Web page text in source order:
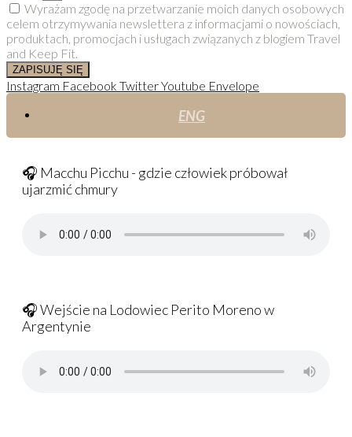
Wyrażam zgodę na przetwarzanie moich danych osobowych
celem otrzymywania newslettera z informacjami o nowościach,
produktach, promocjach i usługach związanych z blogiem Travel
and Keep Fit.
ZAPISUJĘ SIĘ
Instagram Facebook TwitterYoutube Envelope
ENG
🎧 Macchu Picchu - gdzie człowiek próbował
ujarzmić chmury
🎧 Wejście na Lodowiec Perito Moreno w
Argentynie